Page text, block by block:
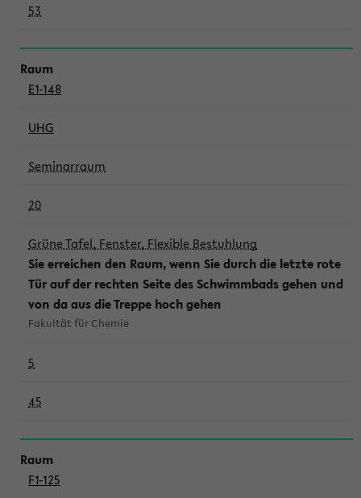
53
E1-148
UHG
Seminarraum
20
Grüne Tafel, Fenster, Flexible Bestuhlung
Sie erreichen den Raum, wenn Sie durch die letzte rote
Tür auf der rechten Seite des Schwimmbads gehen und
von da aus die Treppe hoch gehen
Fakultät für Chemie
5
45
F1-125